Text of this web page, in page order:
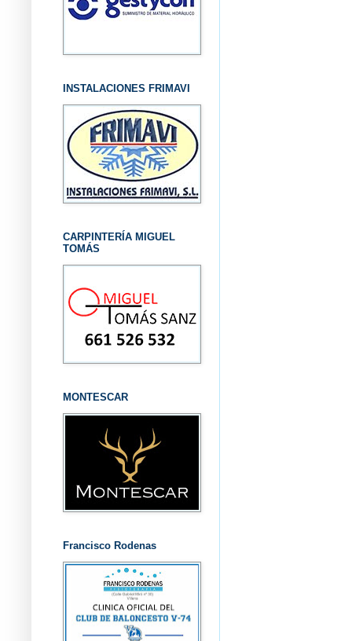
INSTALACIONES FRIMAVI
CARPINTERÍA MIGUEL
TOMÁS
MONTESCAR
Francisco Rodenas